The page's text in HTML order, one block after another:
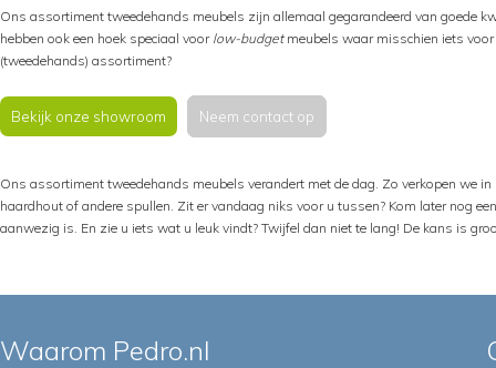
Ons assortiment tweedehands meubels zijn allemaal gegarandeerd van goede
hebben ook een hoek speciaal voor low-budgetmeubels waar misschien iets
(tweedehands) assortiment?
Bekijk onze showroom Neem contact op
Ons assortiment tweedehands meubels verandert met de dag. Zo verkopen we
haardhout of andere spullen. Zit er vandaag niks voor u tussen? Kom later nog
aanwezig is. En zie u iets wat u leuk vindt? Twijfel dan niet te lang! De kans is
Waarom Pedro.nl